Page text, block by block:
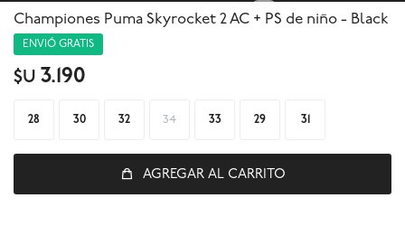
Championes Puma Skyrocket 2 AC + PS de niño - Black
ENVIÓ GRATIS
$U 3.190
28 30 32 34 33 29 31
AGREGAR AL CARRITO
  